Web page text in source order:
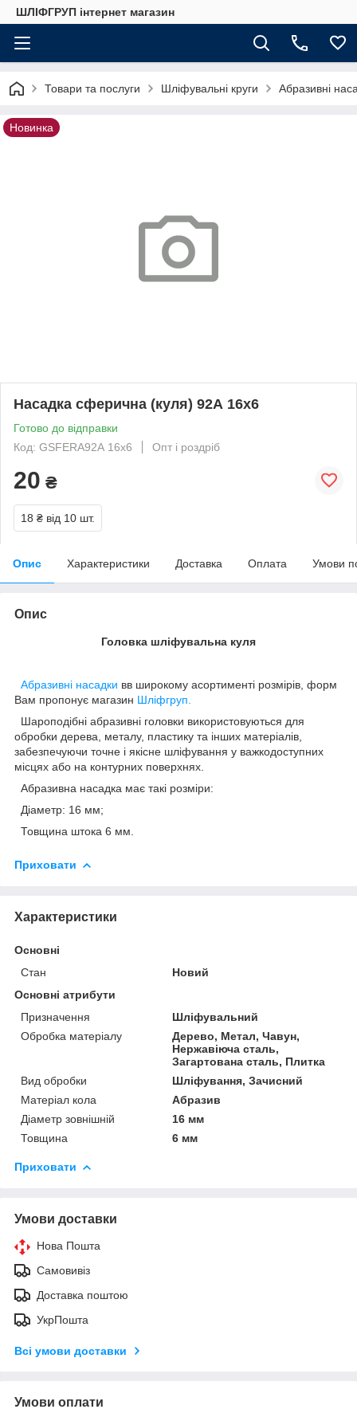
ШЛІФГРУП інтернет магазин
Товари та послуги Шліфувальні круги Абразивні
Новинка
Насадка сферична (куля) 92А 16х6
Готово до відправки
Код: GSFERA92А 16х6
Опт і роздріб
20 ₴
18 ₴ від 10 шт.
Опис Характеристики Доставка Оплата Умови
Опис
Головка шліфувальна куля
Абразивні насадки вв широкому асортименті розмірів, форм
Вам пропонує магазин Шліфгруп.
Шароподібні абразивні головки використовуються для
обробки дерева, металу, пластику та інших матеріалів,
забезпечуючи точне і якісне шліфування у важкодоступних
місцях або на контурних поверхнях.
Абразивна насадка має такі розміри:
Діаметр: 16 мм;
Товщина штока 6 мм.
Приховати
Характеристики
Основні
Стан
Новий
Основні атрибути
Призначення
Шліфувальний
Обробка матеріалу
Дерево, Метал, Чавун,
Нержавіюча сталь,
Загартована сталь, Плитка
Вид обробки
Шліфування, Зачисний
Матеріал кола
Абразив
Діаметр зовнішній
16 мм
Товщина
6 мм
Приховати
Умови доставки
Нова Пошта
Самовивіз
Доставка поштою
УкрПошта
Всі умови доставки
Умови оплати